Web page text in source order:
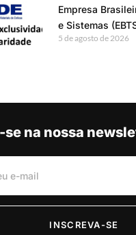
Empresa
e Sistemas
5 de agosto de 2026
se na nossa
INSCREVA-SE